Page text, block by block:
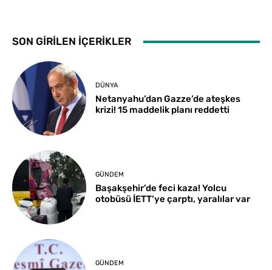
SON GİRİLEN İÇERİKLER
DÜNYA
Netanyahu’dan Gazze’de ateşkes
krizi! 15 maddelik planı reddetti
GÜNDEM
Başakşehir’de feci kaza! Yolcu
otobüsü İETT’ye çarptı, yaralılar var
GÜNDEM